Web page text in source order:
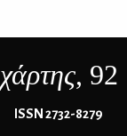
χάρτης, 92
ΙSSN 2732-8279